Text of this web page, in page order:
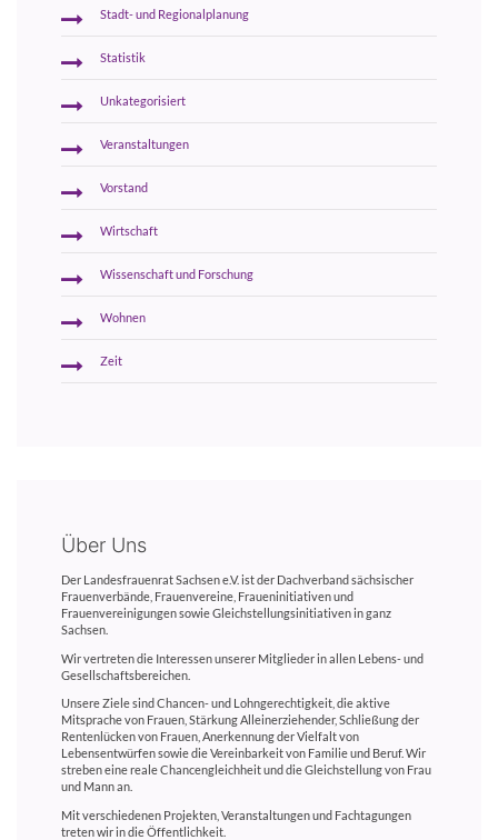
Stadt- und Regionalplanung
Statistik
Unkategorisiert
Veranstaltungen
Vorstand
Wirtschaft
Wissenschaft und Forschung
Wohnen
Zeit
Über Uns
Der Landesfrauenrat Sachsen e.V. ist der Dachverband sächsischer
Frauenverbände, Frauenvereine, Fraueninitiativen und
Frauenvereinigungen sowie Gleichstellungsinitiativen in ganz
Sachsen.
Wir vertreten die Interessen unserer Mitglieder in allen Lebens- und
Gesellschaftsbereichen.
Unsere Ziele sind Chancen- und Lohngerechtigkeit, die aktive
Mitsprache von Frauen, Stärkung Alleinerziehender, Schließung der
Rentenlücken von Frauen, Anerkennung der Vielfalt von
Lebensentwürfen sowie die Vereinbarkeit von Familie und Beruf. Wir
streben eine reale Chancengleichheit und die Gleichstellung von Frau
und Mann an.
Mit verschiedenen Projekten, Veranstaltungen und Fachtagungen
treten wir in die Öffentlichkeit.